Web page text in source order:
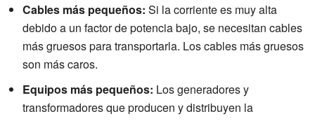
Cables más pequeños: Si la corriente es muy alta
debido a un factor de potencia bajo, se necesitan cables
más gruesos para transportarla. Los cables más gruesos
son más caros.
Equipos más pequeños: Los generadores y
transformadores que producen y distribuyen la